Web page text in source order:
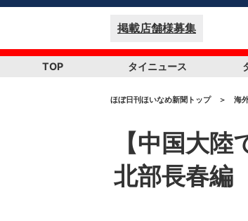
掲載店舗様募集
TOP タイニュース
ほぼ日刊ほいなめ新聞トップ ＞ 海
【中国大
北部長春編